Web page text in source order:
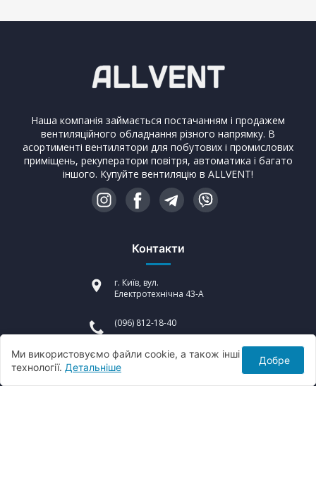
Наша компанія займається постачанням і продажем
вентиляційного обладнання різного напрямку. В
асортименті вентилятори для побутових і промислових
приміщень, рекуператори повітря, автоматика і багато
іншого. Купуйте вентиляцію в ALLVENT!
Контакти
г. Київ, вул.
Електротехнічна 43-А
(096) 812-18-40
info@allvent.in.ua
Ми використовуємо файли cookie, а також інші
технології. Детальніше
Добре